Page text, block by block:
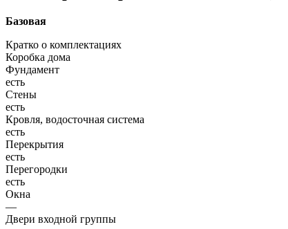
Базовая
Кратко о комплектациях
Коробка дома
Фундамент
есть
Стены
есть
Кровля, водосточная система
есть
Перекрытия
есть
Перегородки
есть
Окна
—
Двери входной группы